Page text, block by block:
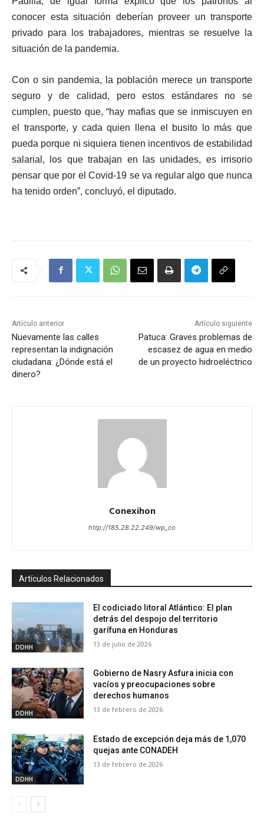
conocer esta situación deberían proveer un transporte
privado para los trabajadores, mientras se resuelve la
situación de la pandemia.
Con o sin pandemia, la población merece un transporte
seguro y de calidad, pero estos estándares no se
cumplen, puesto que, “hay mafias que se inmiscuyen en
el transporte, y cada quien llena el busito lo más que
pueda porque ni siquiera tienen incentivos de estabilidad
salarial, los que trabajan en las unidades, es irrisorio
pensar que por el Covid-19 se va regular algo que nunca
ha tenido orden”, concluyó, el diputado.
Artículo anterior
Nuevamente las calles
representan la indignación
ciudadana: ¿Dónde está el
dinero?
Artículo siguiente
Patuca: Graves problemas de
escasez de agua en medio
de un proyecto hidroeléctrico
Conexihon
http://185.28.22.249/wp_co
Artículos Relacionados
DDHH
El codiciado litoral Atlántico: El plan
detrás del despojo del territorio
garífuna en Honduras
13 de julio de 2026
DDHH
Gobierno de Nasry Asfura inicia con
vacíos y preocupaciones sobre
derechos humanos
13 de febrero de 2026
DDHH
Estado de excepción deja más de 1,070
quejas ante CONADEH
13 de febrero de 2026